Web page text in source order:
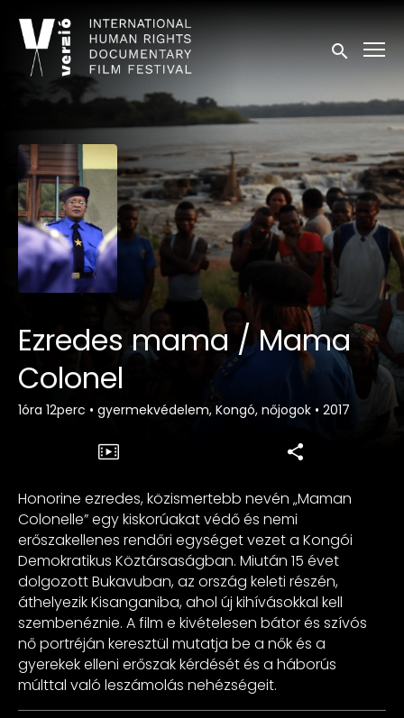
Kisegítő lehetőségek linkek
Keresés
Ezredes mama / Mama
Colonel
1óra 12perc • gyermekvédelem, Kongó, nőjogok • 2017
Honorine ezredes, közismertebb nevén „Maman
Colonelle” egy kiskorúakat védő és nemi
erőszakellenes rendőri egységet vezet a Kongói
Demokratikus Köztársaságban. Miután 15 évet
dolgozott Bukavuban, az ország keleti részén,
áthelyezik Kisanganiba, ahol új kihívásokkal kell
szembenéznie. A film e kivételesen bátor és szívós
nő portréján keresztül mutatja be a nők és a
gyerekek elleni erőszak kérdését és a háborús
múlttal való leszámolás nehézségeit.